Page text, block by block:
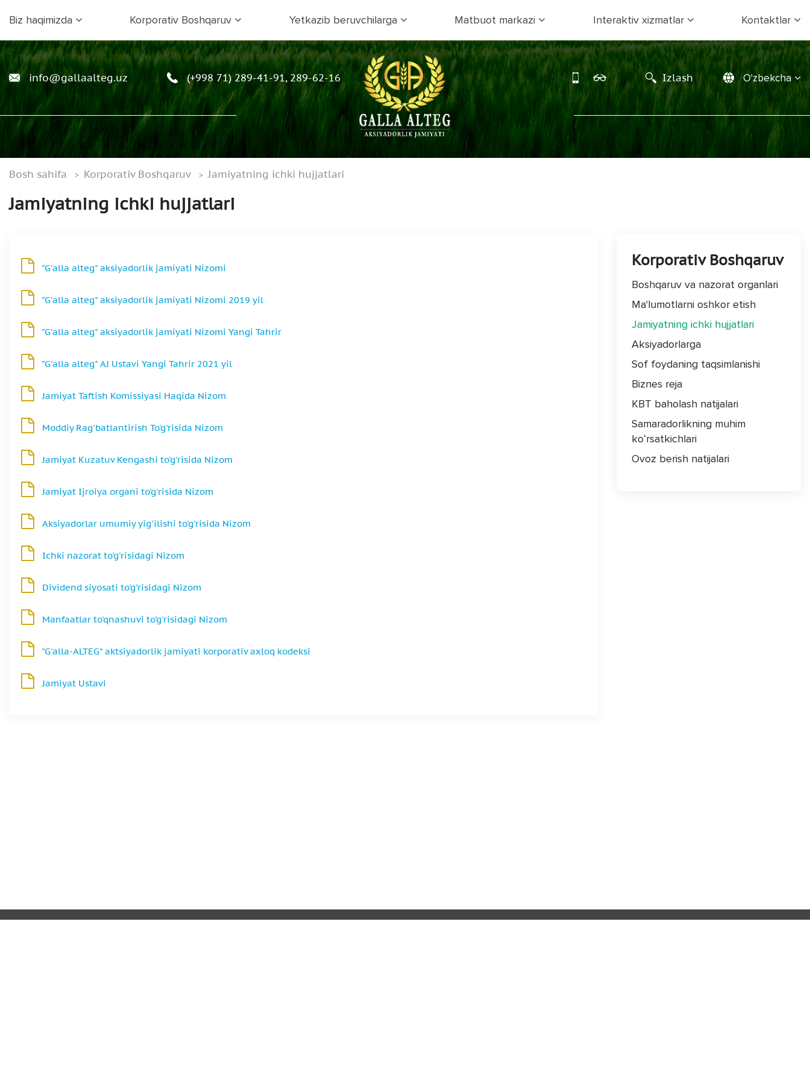
Biz haqimizda Korporativ Boshqaruv Yetkazib beruvchilarga Matbuot markazi Interaktiv xizmatlar Kontaktlar
info@gallaalteg.uz (+998 71) 289-41-91, 289-62-16 Izlash O'zbekcha
Bosh sahifa Korporativ Boshqaruv Jamiyatning ichki hujjatlari
Jamiyatning ichki hujjatlari
Jamiyat Ustavi
"G'alla-ALTEG" aktsiyadorlik jamiyati korporativ axloq kodeksi
Manfaatlar to'qnashuvi to'g'risidagi Nizom
Dividend siyosati to'g'risidagi Nizom
Ichki nazorat to'g'risidagi Nizom
Aksiyadorlar umumiy yig'ilishi to'g'risida Nizom
Jamiyat Ijroiya organi to'g'risida Nizom
Jamiyat Kuzatuv Kengashi to'g'risida Nizom
Moddiy Rag'batlantirish To'g'risida Nizom
Jamiyat Taftish Komissiyasi Haqida Nizom
"G'alla alteg" AJ Ustavi Yangi Tahrir 2021 yil
"G'alla alteg" aksiyadorlik jamiyati Nizomi Yangi Tahrir
"G'alla alteg" aksiyadorlik jamiyati Nizomi 2019 yil
"G'alla alteg" aksiyadorlik jamiyati Nizomi Korporativ Boshqaruv
Boshqaruv va nazorat organlari
Ma'lumotlarni oshkor etish
Jamiyatning ichki hujjatlari
Aksiyadorlarga
Sof foydaning taqsimlanishi
Biznes reja
KBT baholash natijalari
Samaradorlikning muhim
koʻrsatkichlari
Ovoz berish natijalari